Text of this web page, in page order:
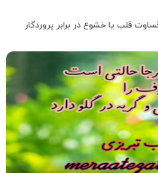
قلب یا خشوع در برابر پروردگار